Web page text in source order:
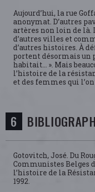
Aujourd’hui, la rue
anonymat. D’autres
artères non loin de là.
d’autres villes et
d’autres histoires. À
portent désormais un
habitait… ». Mais
l’histoire de la
et des femmes qui
Gotovitch, José. Du
Communistes Belges
l’histoire de la
1992.